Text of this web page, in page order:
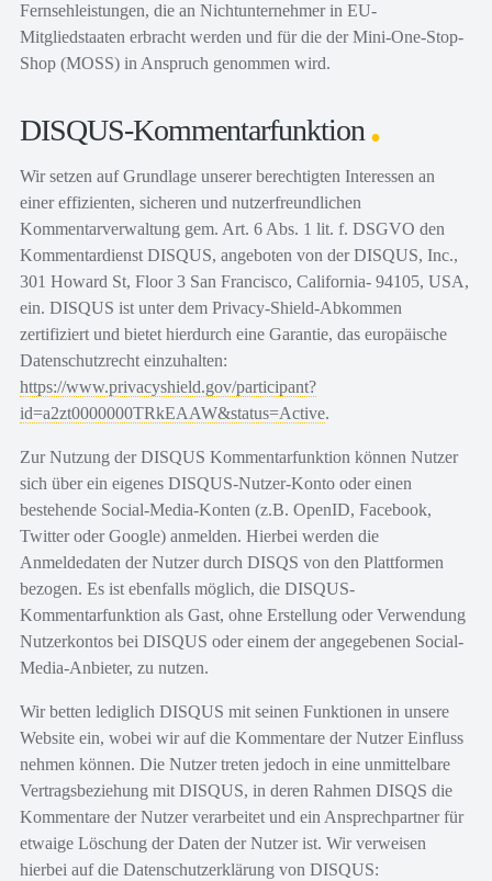
Fernsehleistungen, die an Nichtunternehmer in EU-
Mitgliedstaaten erbracht werden und für die der Mini-One-Stop-
Shop (MOSS) in Anspruch genommen wird.
DISQUS-Kommentarfunktion
Wir setzen auf Grundlage unserer berechtigten Interessen an
einer effizienten, sicheren und nutzerfreundlichen
Kommentarverwaltung gem. Art. 6 Abs. 1 lit. f. DSGVO den
Kommentardienst DISQUS, angeboten von der DISQUS, Inc.,
301 Howard St, Floor 3 San Francisco, California- 94105, USA,
ein. DISQUS ist unter dem Privacy-Shield-Abkommen
zertifiziert und bietet hierdurch eine Garantie, das europäische
Datenschutzrecht einzuhalten:
https://www.privacyshield.gov/participant?
id=a2zt0000000TRkEAAW&status=Active.
Zur Nutzung der DISQUS Kommentarfunktion können Nutzer
sich über ein eigenes DISQUS-Nutzer-Konto oder einen
bestehende Social-Media-Konten (z.B. OpenID, Facebook,
Twitter oder Google) anmelden. Hierbei werden die
Anmeldedaten der Nutzer durch DISQS von den Plattformen
bezogen. Es ist ebenfalls möglich, die DISQUS-
Kommentarfunktion als Gast, ohne Erstellung oder Verwendung
Nutzerkontos bei DISQUS oder einem der angegebenen Social-
Media-Anbieter, zu nutzen.
Wir betten lediglich DISQUS mit seinen Funktionen in unsere
Website ein, wobei wir auf die Kommentare der Nutzer Einfluss
nehmen können. Die Nutzer treten jedoch in eine unmittelbare
Vertragsbeziehung mit DISQUS, in deren Rahmen DISQS die
Kommentare der Nutzer verarbeitet und ein Ansprechpartner für
etwaige Löschung der Daten der Nutzer ist. Wir verweisen
hierbei auf die Datenschutzerklärung von DISQUS: